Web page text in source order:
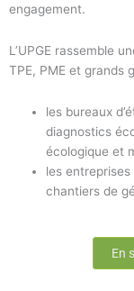
engagement.
L’UPGE rassemble
TPE, PME et grands
les bureaux
diagnostics
écologique et
les
chantiers de
En